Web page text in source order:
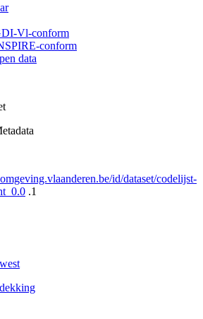
Vl-conform
conform
data
id/dataset/codelijst-
.1